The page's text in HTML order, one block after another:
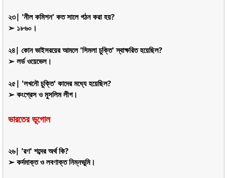
২৩| 'নীল কমিশন' কত সালে গঠন করা হয়?
➢ ১৮৬০।
২৪| কোন ভাইসরয়ের আমলে 'সিমলা চুক্তি' স্বাক্ষরিত হয়েছিল?
➢ লর্ড ওয়েভেল।
২৫| 'লখনৌ চুক্তি' কাদের মধ্যে হয়েছিল?
➢ কংগ্রেস ও মুসলিম লীগ।
ভারতের ভূগোল
২৬| 'রণ' শব্দের অর্থ কি?
➢ কর্দমাক্ত ও লবণাক্ত নিম্নভূমি।